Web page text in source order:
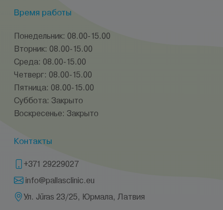
Время работы
Понедельник: 08.00-15.00
Вторник: 08.00-15.00
Среда: 08.00-15.00
Четверг: 08.00-15.00
Пятница: 08.00-15.00
Суббота: Закрыто
Воскресенье: Закрыто
Контакты
+371 29229027
info@pallasclinic.eu
Ул. Jūras 23/25, Юрмала, Латвия